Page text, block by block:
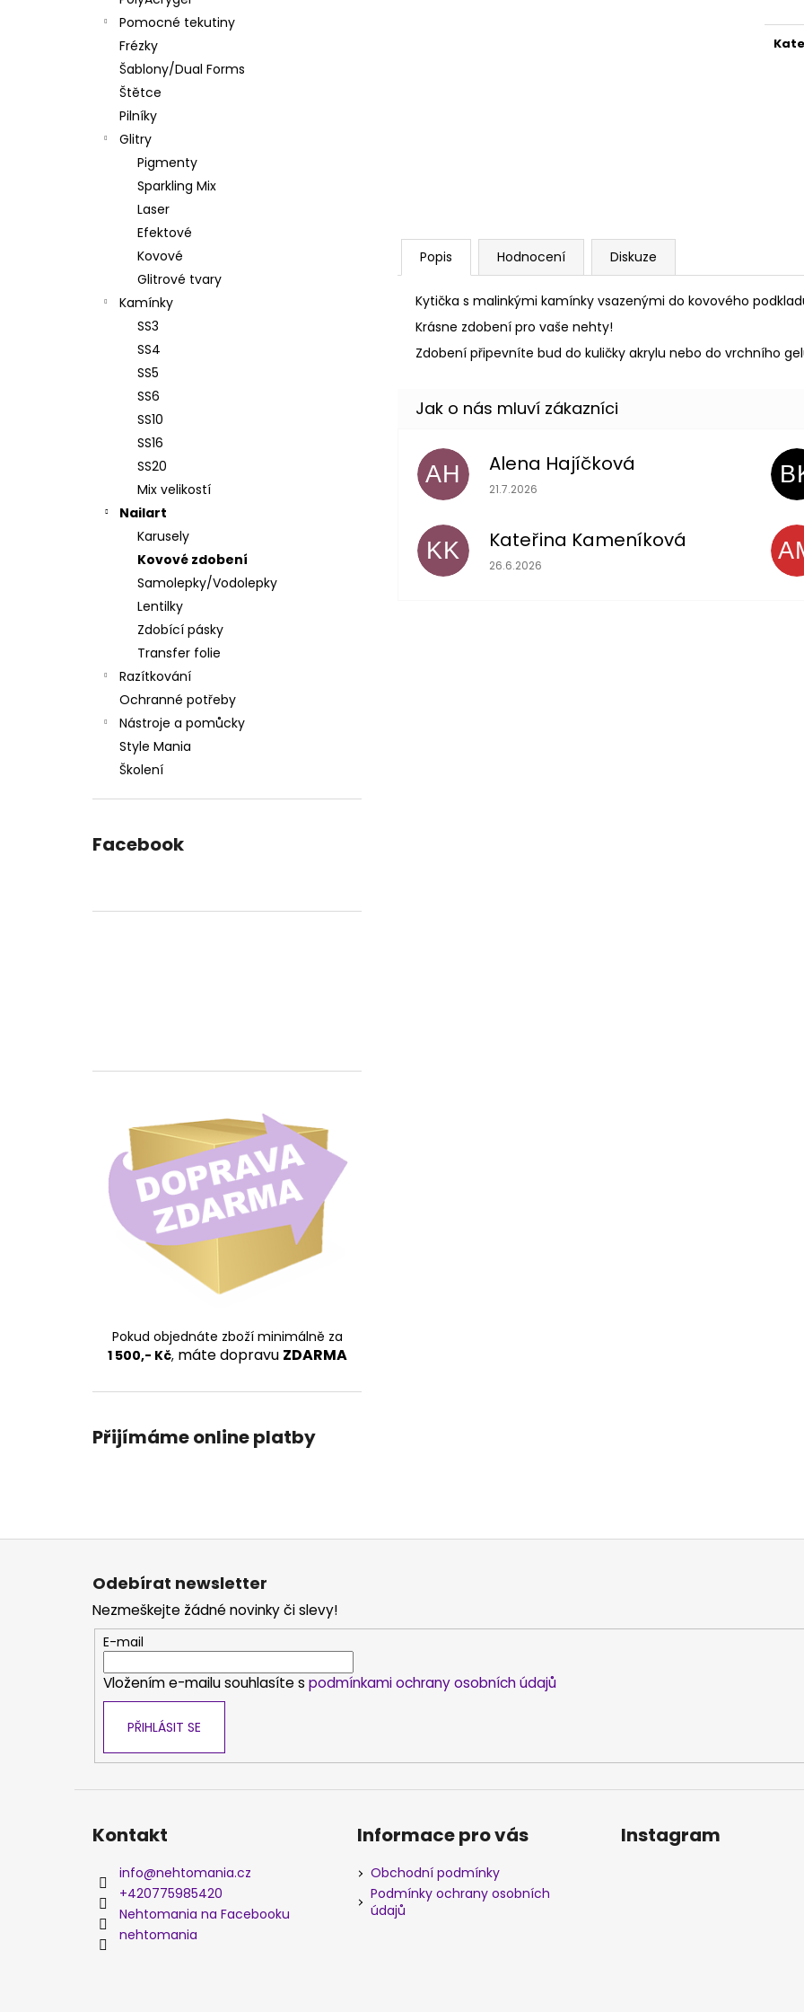
Pomocné tekutiny
Frézky
Šablony/Dual Forms
Štětce
Pilníky
Glitry
Pigmenty
Sparkling Mix
Laser
Efektové
Kovové
Glitrové tvary
Kamínky
SS3
SS4
SS5
SS6
SS10
SS16
SS20
Mix velikostí
Nailart
Karusely
Kovové zdobení
Samolepky/Vodolepky
Lentilky
Zdobící pásky
Transfer folie
Razítkování
Ochranné potřeby
Nástroje a pomůcky
Style Mania
Školení
Facebook
Pokud objednáte zboží minimálně za
1 500,- Kč,máte dopravu ZDARMA
Přijímáme online platby
Popis Hodnocení Diskuze
Kytička s malinkými kamínky vsazenými do kovového
Krásne zdobení pro vaše nehty!
Zdobení připevníte bud do kuličky akrylu nebo do vrchního
AH Alena Hajíčková
Hodnocení obchodu je 5 z 5 hvězdiček.
21.7.2026
KK Kateřina Kameníková
Hodnocení obchodu je 5 z 5 hvězdiček.
26.6.2026
PĚNOVÝ PILNÍK HALFMOON 120/180 1KS
39 Kč
Z
Odebírat newsletter
Nezmeškejte žádné novinky či slevy!
E-mail
Vložením e-mailu souhlasíte s podmínkami ochrany osobních údajů
PŘIHLÁSIT SE
Kontakt
info@nehtomania.cz
+420775985420
Nehtomania na Facebooku
nehtomania
Informace pro vás
Obchodní podmínky
Podmínky ochrany osobních
údajů
Instagram